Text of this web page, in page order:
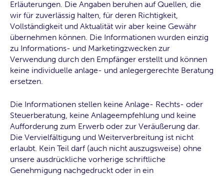
Erläuterungen. Die Angaben beruhen auf Quellen, die
wir für zuverlässig halten, für deren Richtigkeit,
Vollständigkeit und Aktualität wir aber keine Gewähr
übernehmen können. Die Informationen wurden einzig
zu Informations- und Marketingzwecken zur
Verwendung durch den Empfänger erstellt und können
keine individuelle anlage- und anlegergerechte Beratung
ersetzen.
Die Informationen stellen keine Anlage- Rechts- oder
Steuerberatung, keine Anlageempfehlung und keine
Aufforderung zum Erwerb oder zur Veräußerung dar.
Die Vervielfältigung und Weiterverbreitung ist nicht
erlaubt. Kein Teil darf (auch nicht auszugsweise) ohne
unsere ausdrückliche vorherige schriftliche
Genehmigung nachgedruckt oder in ein